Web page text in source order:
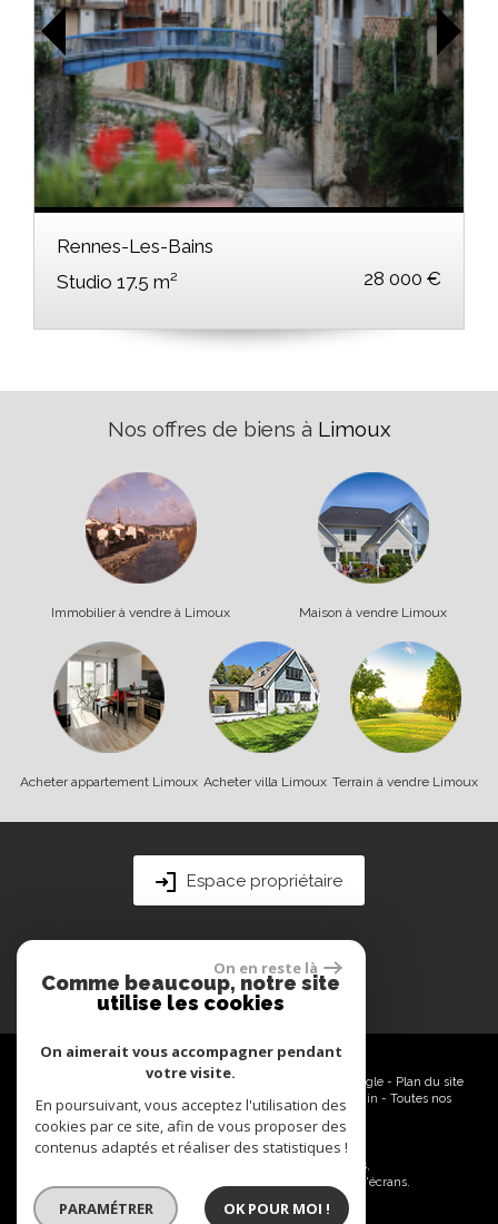
Rennes-Les-Bains
Studio 17.5 m²
28 000 €
Nos offres de biens à Limoux
Immobilier à vendre à Limoux Maison à vendre Limoux
Acheter appartement Limoux Acheter villa Limoux Terrain à vendre Limoux
Espace propriétaire
© 2026 | Tous droits réservés | Traduction powered by Google - Plan du site
Mentions légales Nos honoraires- Partenaires - Admin - Toutes nos
annonces
Site internet compatible multi-supports,
un seul site adaptable à tous les types d'écrans.
On en reste là
Comme beaucoup, notre site
utilise les cookies
On aimerait vous accompagner pendant
votre visite.
En poursuivant, vous acceptez l'utilisation des
cookies par ce site, afin de vous proposer des
contenus adaptés et réaliser des statistiques !
PARAMÉTRER OK POUR MOI !